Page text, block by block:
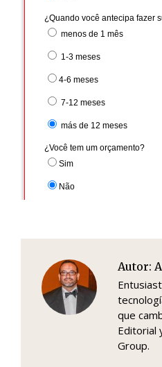
Autor:
que
Editorial
Group.